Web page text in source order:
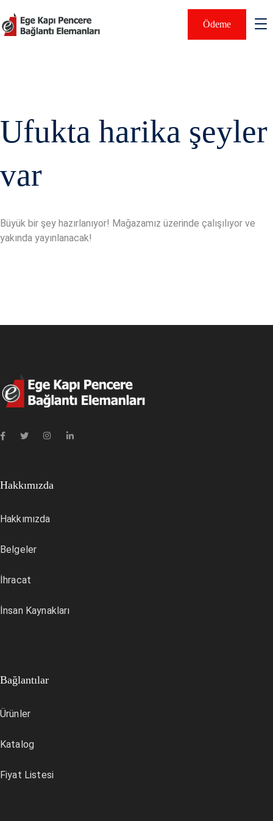
Ödeme
Ufukta harika şeyler
var
Büyük bir şey hazırlanıyor! Mağazamız üzerinde çalışılıyor ve
yakında yayınlanacak!
Hakkımızda
Hakkımızda
Belgeler
İhracat
İnsan Kaynakları
Bağlantılar
Ürünler
Katalog
Fiyat Listesi